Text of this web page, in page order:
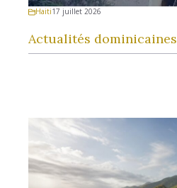
Haiti17 juillet 2026
Actualités dominicaines